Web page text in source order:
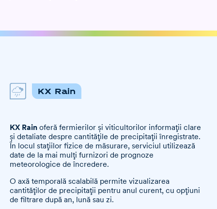
KX Rain
KX Rain oferă fermierilor și viticultorilor informații clare
și detaliate despre cantitățile de precipitații înregistrate.
În locul stațiilor fizice de măsurare, serviciul utilizează
date de la mai mulți furnizori de prognoze
meteorologice de încredere.
O axă temporală scalabilă permite vizualizarea
cantităților de precipitații pentru anul curent, cu opțiuni
de filtrare după an, lună sau zi.